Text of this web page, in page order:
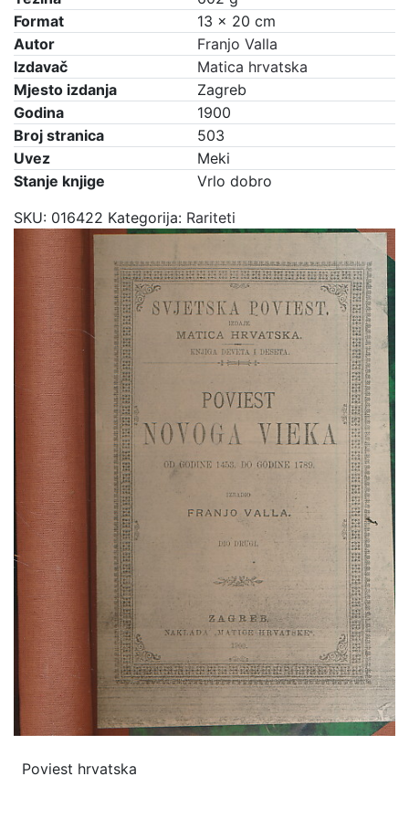
Format
13 × 20 cm
Autor
Franjo Valla
Izdavač
Matica hrvatska
Mjesto izdanja
Zagreb
Godina
1900
Broj stranica
503
Uvez
Meki
Stanje knjige
Vrlo dobro
SKU: 016422 Kategorija: Rariteti
Poviest hrvatska